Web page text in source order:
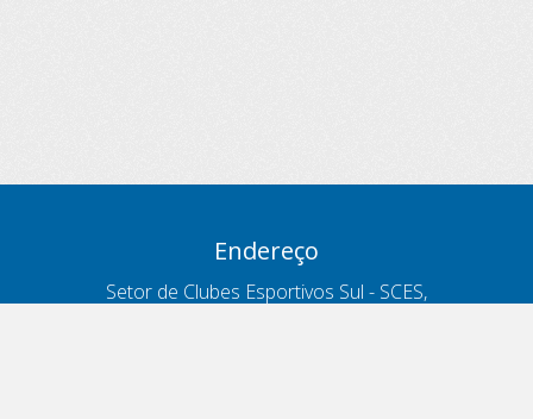
Endereço
Setor de Clubes Esportivos Sul - SCES,